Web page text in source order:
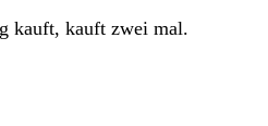
kauft, kauft zwei mal.